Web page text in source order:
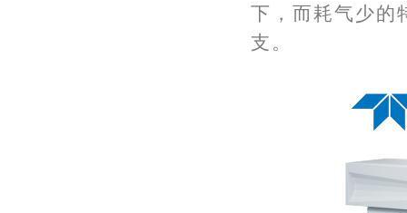
下，而耗气少的
支。